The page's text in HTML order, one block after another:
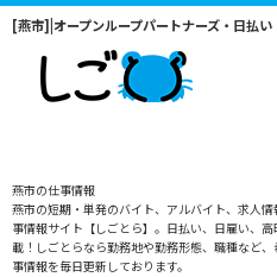
[燕市]|オープンループパートナーズ・日払い
燕市の仕事情報
燕市の短期・単発のバイト、アルバイト、求人
事情報サイト【しごとら】。日払い、日雇い、
載！しごとらなら勤務地や勤務形態、職種など
事情報を毎日更新しております。